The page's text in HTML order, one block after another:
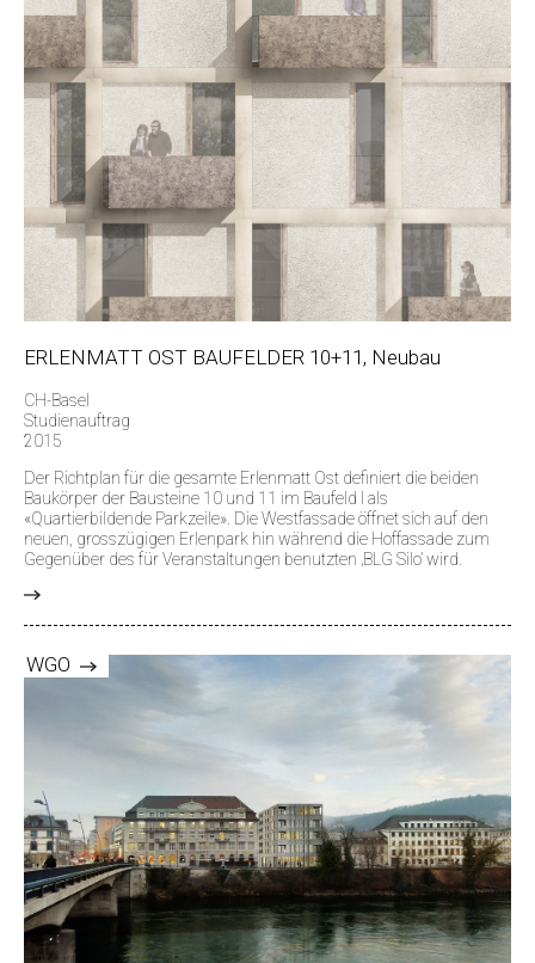
ERLENMATT OST BAUFELDER 10+11, Neubau
CH-Basel
Studienauftrag
2015
Der Richtplan für die gesamte Erlenmatt Ost definiert die beiden
Baukörper der Bausteine 10 und 11 im Baufeld I als
«Quartierbildende Parkzeile». Die Westfassade öffnet sich auf den
neuen, grosszügigen Erlenpark hin während die Hoffassade zum
Gegenüber des für Veranstaltungen benutzten ‚BLG Silo’ wird.
WGO